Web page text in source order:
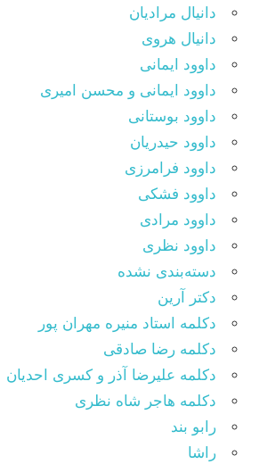
دانیال مرادیان
دانیال هروی
داوود ایمانی
داوود ایمانی و محسن امیری
داوود بوستانی
داوود حیدریان
داوود فرامرزی
داوود فشکی
داوود مرادی
داوود نظری
دسته‌بندی نشده
دکتر آرین
دکلمه استاد منیره مهران پور
دکلمه رضا صادقی
دکلمه علیرضا آذر و کسری احدیان
دکلمه هاجر شاه نظری
رابو بند
راشا